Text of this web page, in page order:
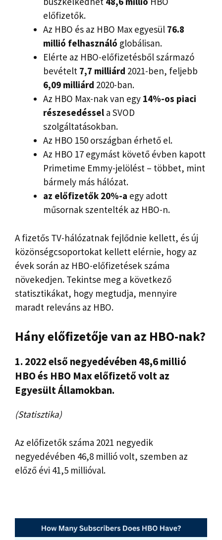
előfizetők.
Az HBO és az HBO Max egyesül 76.8
millió felhasználó globálisan.
Elérte az HBO-előfizetésből származó
bevételt 7,7 milliárd 2021-ben, feljebb
6,09 milliárd 2020-ban.
Az HBO Max-nak van egy 14%-os piaci
részesedéssel a SVOD
szolgáltatásokban.
Az HBO 150 országban érhető el.
Az HBO 17 egymást követő évben kapott
Primetime Emmy-jelölést – többet, mint
bármely más hálózat.
az előfizetők 20%-a egy adott
műsornak szentelték az HBO-n.
A fizetős TV-hálózatnak fejlődnie kellett, és új
közönségcsoportokat kellett elérnie, hogy az
évek során az HBO-előfizetések száma
növekedjen. Tekintse meg a következő
statisztikákat, hogy megtudja, mennyire
maradt releváns az HBO.
Hány előfizetője van az HBO-nak?
1. 2022 első negyedévében 48,6 millió
HBO és HBO Max előfizető volt az
Egyesült Államokban.
(Statisztika)
Az előfizetők száma 2021 negyedik
negyedévében 46,8 millió volt, szemben az
előző évi 41,5 millióval.